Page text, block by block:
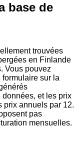
base de
trouvées
en Finlande
Vous pouvez
sur la
et les prix
prix annuels par 12.
pas
mensuelles.